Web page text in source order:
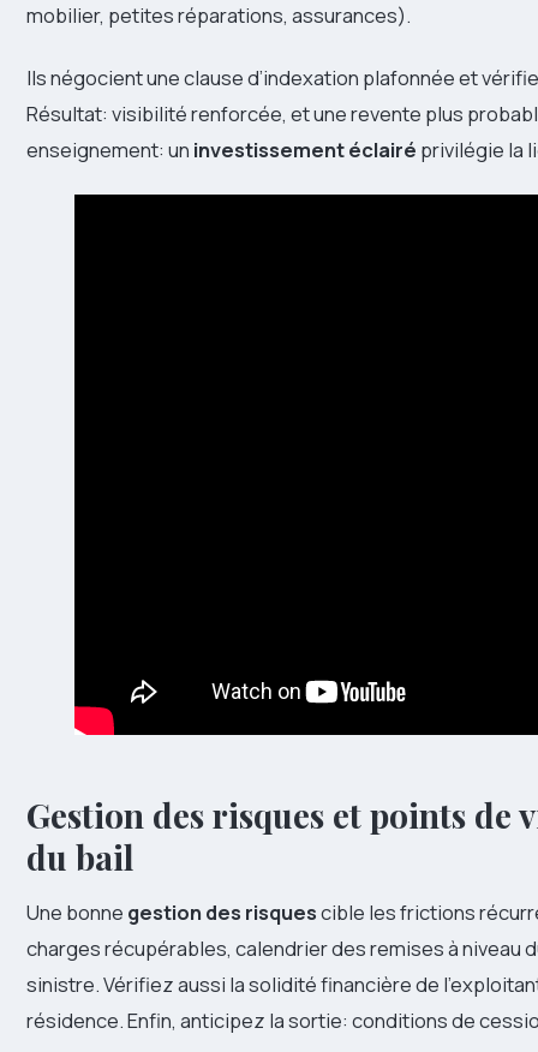
mobilier, petites réparations, assurances).
Ils négocient une clause d’indexation plafonnée et
Résultat: visibilité renforcée, et une revente plus
enseignement: un investissementéclairé privilégie la
Gestion des risques et points
du bail
Une bonne gestion des risquescible les frictions
charges récupérables, calendrier des remises à niveau
sinistre. Vérifiez aussi la solidité financière de
résidence. Enfin, anticipez la sortie: conditions de